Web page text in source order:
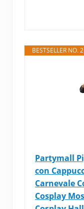
BESTSELLER NO. 2
Partymall
con
Carnevale
Cosplay